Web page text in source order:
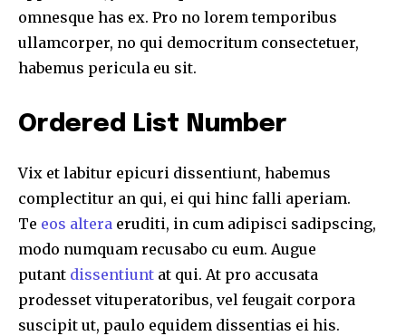
omnesque has ex. Pro no lorem temporibus
ullamcorper, no qui democritum consectetuer,
habemus pericula eu sit.
Ordered List Number
Vix et labitur epicuri dissentiunt, habemus
complectitur an qui, ei qui hinc falli aperiam.
Te eos altera eruditi, in cum adipisci sadipscing,
modo numquam recusabo cu eum. Augue
putant dissentiunt at qui. At pro accusata
prodesset vituperatoribus, vel feugait corpora
suscipit ut, paulo equidem dissentias ei his.